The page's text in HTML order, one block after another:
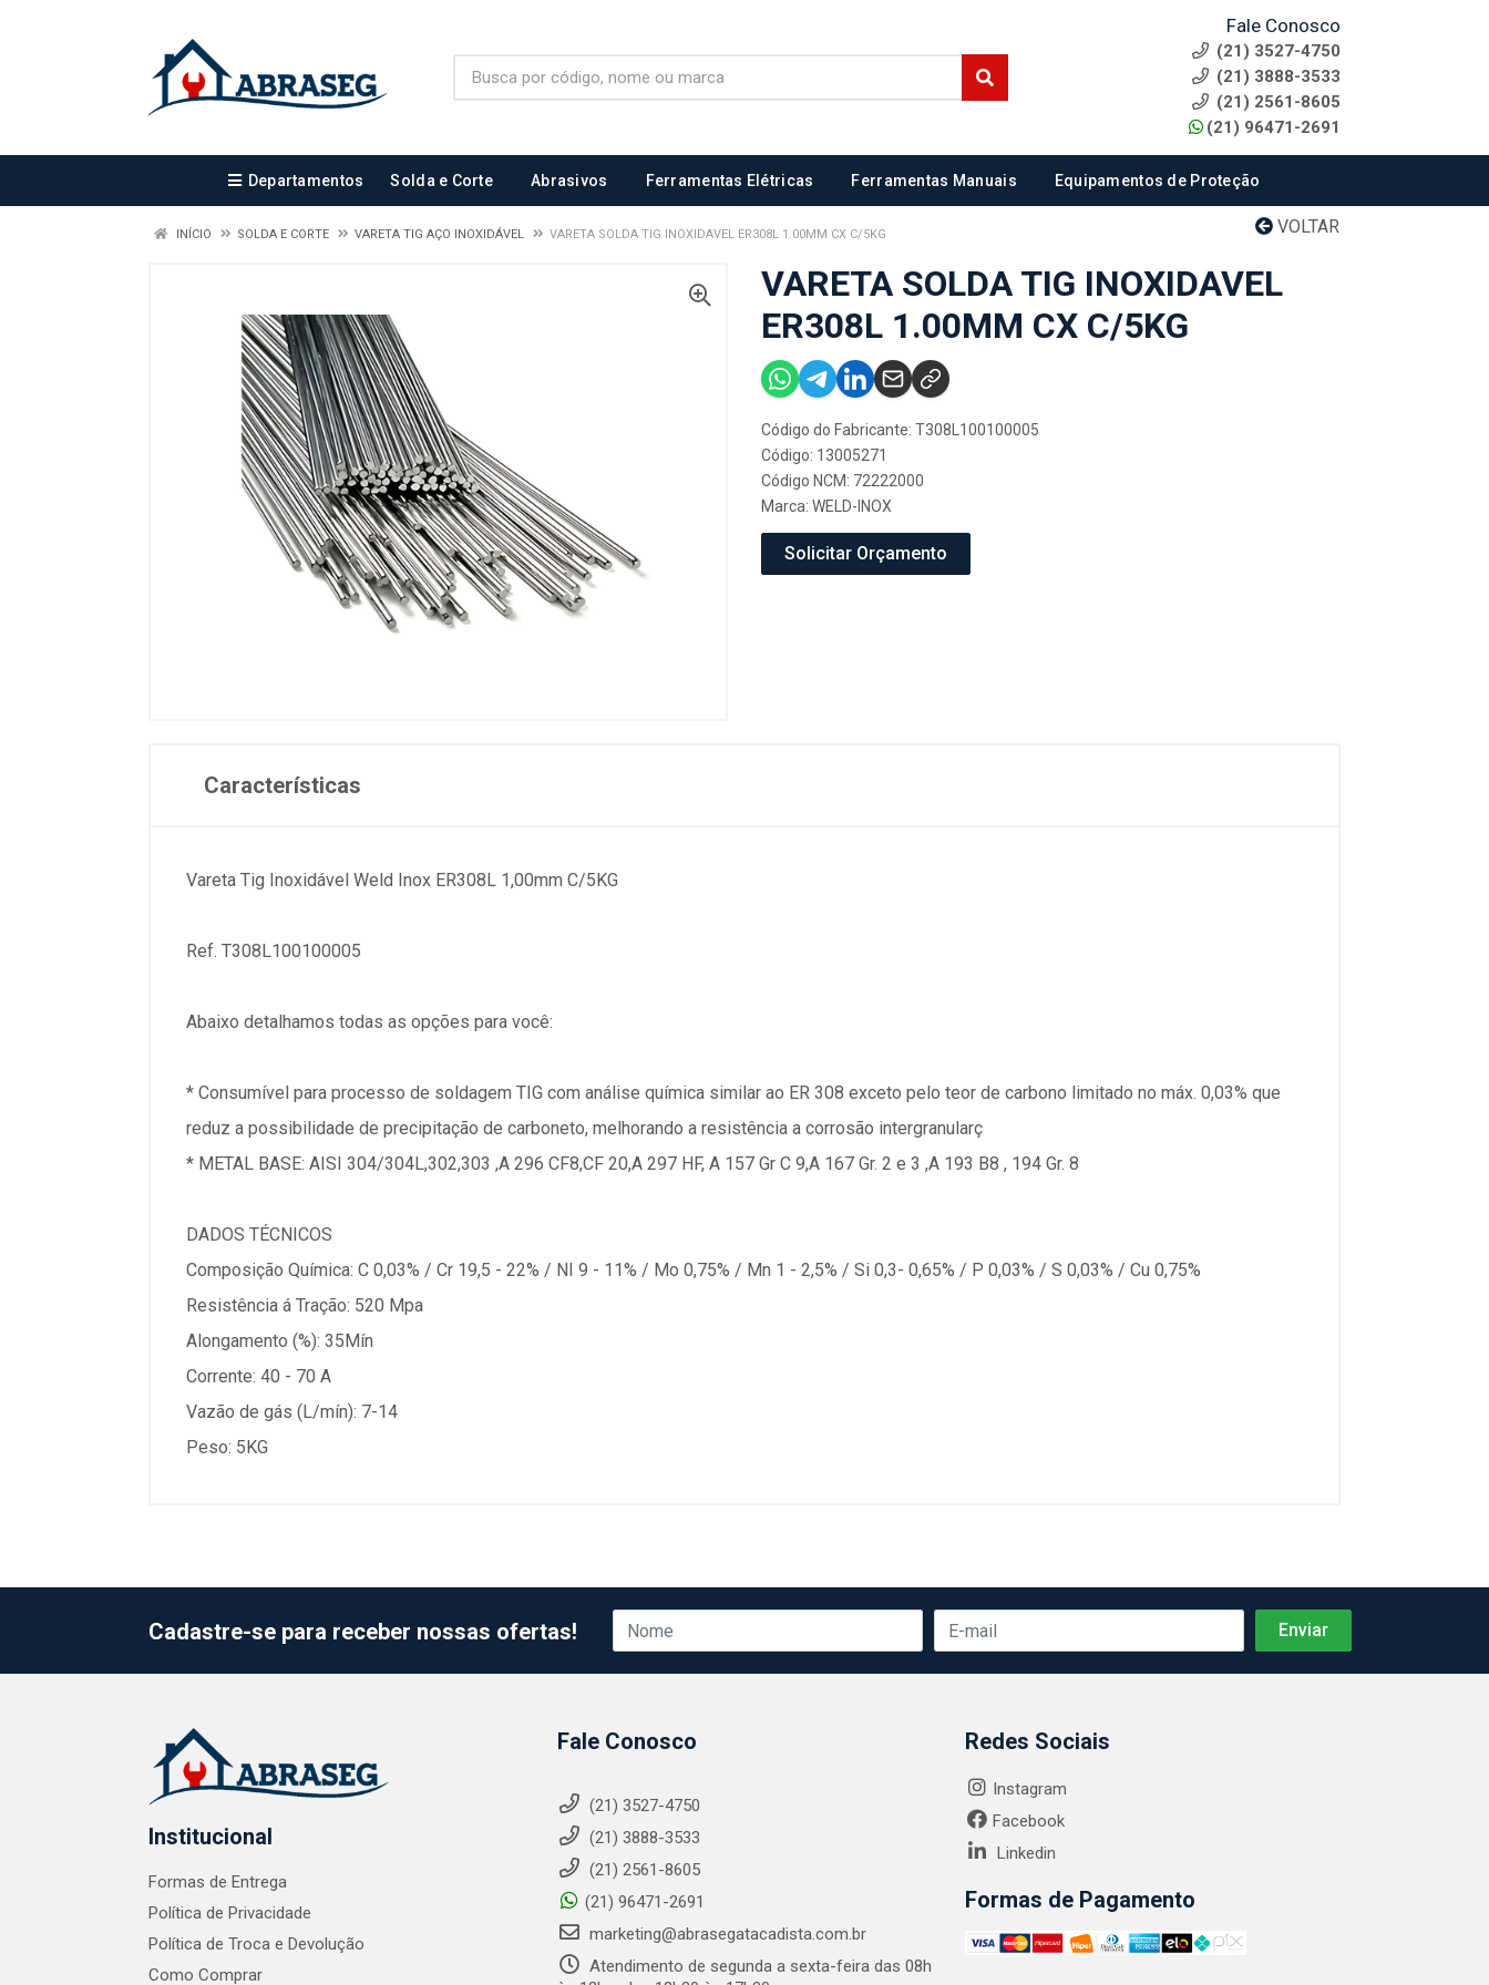
Fale Conosco
(21) 3527-4750
(21) 3888-3533
(21) 2561-8605
(21) 96471-2691
Departamentos Solda e Corte Abrasivos Ferramentas Elétricas Ferramentas Manuais Equipamentos de Proteção
VOLTAR
INÍCIO SOLDA E CORTE VARETA TIG AÇO INOXIDÁVEL VARETA SOLDA TIG INOXIDAVEL ER308L 1.00MM CX C/5KG
VARETA SOLDA TIG INOXIDAVEL
ER308L 1.00MM CX C/5KG
Código do Fabricante: T308L100100005
Código: 13005271
Código NCM: 72222000
Marca: WELD-INOX
Solicitar Orçamento
Características
Vareta Tig Inoxidável Weld Inox ER308L 1,00mm C/5KG
Ref. T308L100100005
Abaixo detalhamos todas as opções para você:
* Consumível para processo de soldagem TIG com análise química similar ao ER 308 exceto pelo teor de carbono limitado no máx. 0,03% que
reduz a possibilidade de precipitação de carboneto, melhorando a resistência a corrosão intergranularç
* METAL BASE: AISI 304/304L,302,303 ,A 296 CF8,CF 20,A 297 HF, A 157 Gr C 9,A 167 Gr. 2 e 3 ,A 193 B8 , 194 Gr. 8
DADOS TÉCNICOS
Composição Química: C 0,03% / Cr 19,5 - 22% / NI 9 - 11% / Mo 0,75% / Mn 1 - 2,5% / Si 0,3- 0,65% / P 0,03% / S 0,03% / Cu 0,75%
Resistência á Tração: 520 Mpa
Alongamento (%): 35Mín
Corrente: 40 - 70 A
Vazão de gás (L/mín): 7-14
Peso: 5KG
Cadastre-se para receber nossas ofertas!
Institucional
Formas de Entrega
Política de Privacidade
Política de Troca e Devolução
Como Comprar
Fale Conosco
(21) 3527-4750
(21) 3888-3533
(21) 2561-8605
(21) 96471-2691
marketing@abrasegatacadista.com.br
Atendimento de segunda a sexta-feira das 08h
Redes Sociais
Instagram
Facebook
Linkedin
Formas de Pagamento